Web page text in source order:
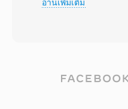
ตาราง Program
HEVC ควบคู่กับ AAC,
หลัก TS เป็นแกนหลัก
แปลงสัญญาณทางเลือก